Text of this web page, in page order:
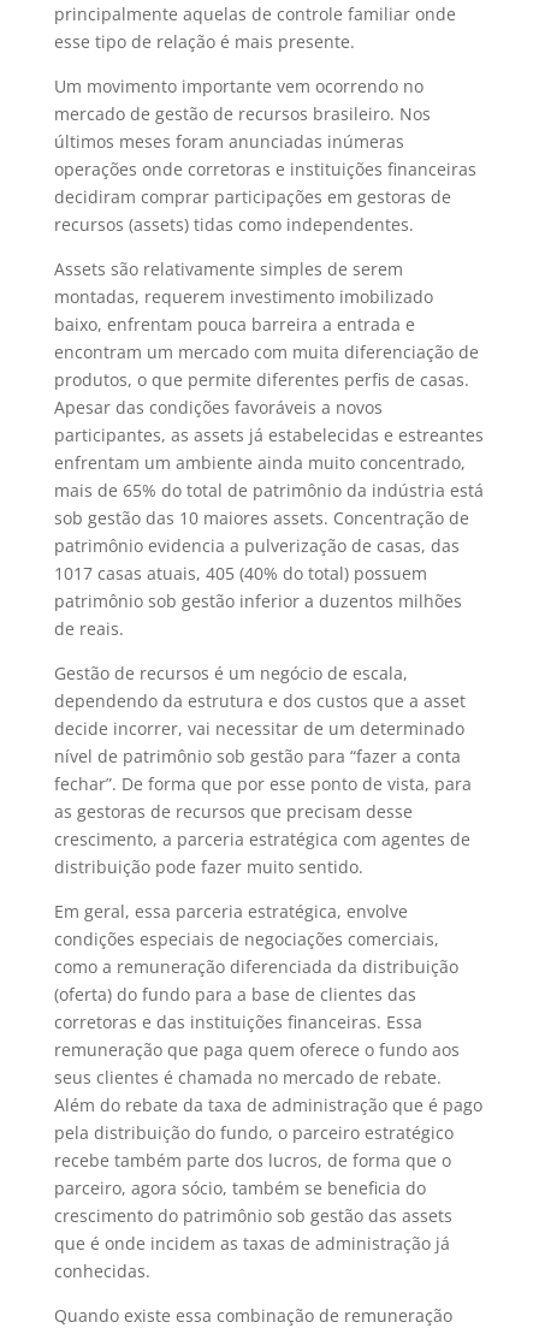
principalmente aquelas de controle familiar onde
esse tipo de relação é mais presente.
Um movimento importante vem ocorrendo no
mercado de gestão de recursos brasileiro. Nos
últimos meses foram anunciadas inúmeras
operações onde corretoras e instituições financeiras
decidiram comprar participações em gestoras de
recursos (assets) tidas como independentes.
Assets são relativamente simples de serem
montadas, requerem investimento imobilizado
baixo, enfrentam pouca barreira a entrada e
encontram um mercado com muita diferenciação de
produtos, o que permite diferentes perfis de casas.
Apesar das condições favoráveis a novos
participantes, as assets já estabelecidas e estreantes
enfrentam um ambiente ainda muito concentrado,
mais de 65% do total de patrimônio da indústria está
sob gestão das 10 maiores assets. Concentração de
patrimônio evidencia a pulverização de casas, das
1017 casas atuais, 405 (40% do total) possuem
patrimônio sob gestão inferior a duzentos milhões
de reais.
Gestão de recursos é um negócio de escala,
dependendo da estrutura e dos custos que a asset
decide incorrer, vai necessitar de um determinado
nível de patrimônio sob gestão para “fazer a conta
fechar”. De forma que por esse ponto de vista, para
as gestoras de recursos que precisam desse
crescimento, a parceria estratégica com agentes de
distribuição pode fazer muito sentido.
Em geral, essa parceria estratégica, envolve
condições especiais de negociações comerciais,
como a remuneração diferenciada da distribuição
(oferta) do fundo para a base de clientes das
corretoras e das instituições financeiras. Essa
remuneração que paga quem oferece o fundo aos
seus clientes é chamada no mercado de rebate.
Além do rebate da taxa de administração que é pago
pela distribuição do fundo, o parceiro estratégico
recebe também parte dos lucros, de forma que o
parceiro, agora sócio, também se beneficia do
crescimento do patrimônio sob gestão das assets
que é onde incidem as taxas de administração já
conhecidas.
Quando existe essa combinação de remuneração